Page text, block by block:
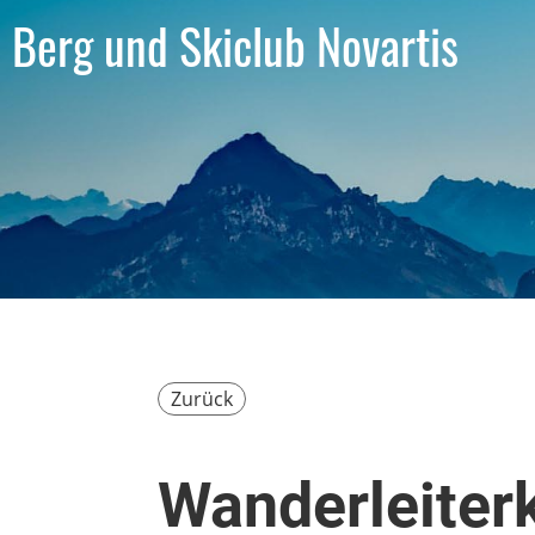
Berg und Skiclub Novartis
Zurück